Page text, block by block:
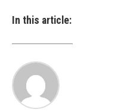
In this article: